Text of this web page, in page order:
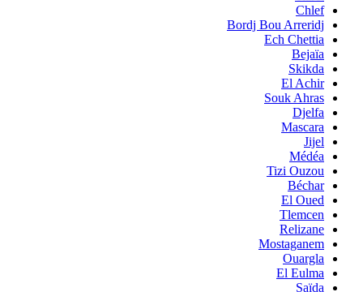
Chlef
Bordj Bou Arreridj
Ech Chettia
Bejaïa
Skikda
El Achir
Souk Ahras
Djelfa
Mascara
Jijel
Médéa
Tizi Ouzou
Béchar
El Oued
Tlemcen
Relizane
Mostaganem
Ouargla
El Eulma
Saïda